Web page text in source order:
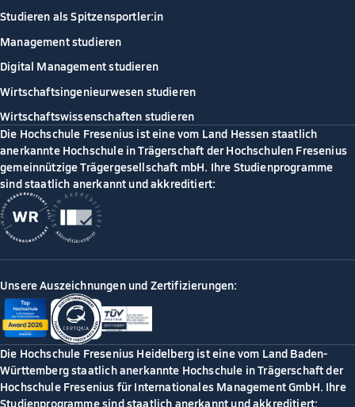
Studieren als Spitzensportler:in
Management studieren
Digital Management studieren
Wirtschaftsingenieurwesen studieren
Wirtschaftswissenschaften studieren
Die Hochschule Fresenius ist eine vom Land Hessen staatlich
anerkannte Hochschule in Trägerschaft der Hochschulen Fresenius
gemeinnützige Trägergesellschaft mbH. Ihre Studienprogramme
sind staatlich anerkannt und akkreditiert:
Unsere Auszeichnungen und Zertifizierungen:
Die Hochschule Fresenius Heidelberg ist eine vom Land Baden-
Württemberg staatlich anerkannte Hochschule in Trägerschaft der
Hochschule Fresenius für Internationales Management GmbH. Ihre
Studienprogramme sind staatlich anerkannt und akkreditiert: